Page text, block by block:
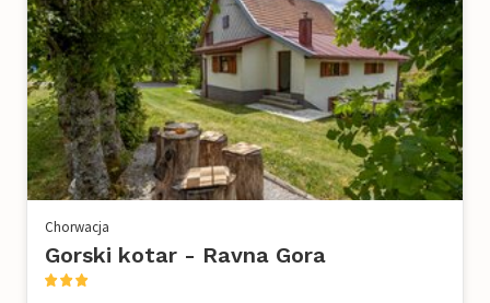
Chorwacja
Gorski kotar - Ravna Gora